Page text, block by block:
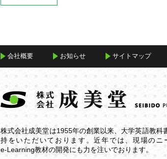
23. CD1 - Track23
26. CD1 - Track26
27. CD1 - Track27
28. CD1 - Track28
29. CD1 - Track29
会社概要 お知らせ サイトマップ
株式会社成美堂は1955年の創業以来、大学英語教科
持をいただいております。近年では、現場の
e-Learning教材の開発にも力を注いでおります。